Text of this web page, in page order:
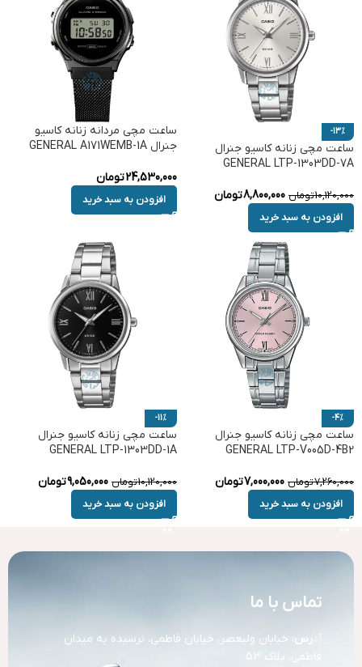
-13%
ساعت مچی زنانه کاسیو جنرال
GENERAL LTP-1303DD-7A
10,120,000تومان 8,800,000تومان
افزودن به سبد خرید
ساعت مچی مردانه زنانه کاسیو
جنرال GENERAL A171WEMB-1A
24,530,000تومان
افزودن به سبد خرید
-4%
ساعت مچی زنانه کاسیو جنرال
GENERAL LTP-V005D-4B2
7,260,000تومان 7,000,000تومان
افزودن به سبد خرید
-11%
ساعت مچی زنانه کاسیو جنرال
GENERAL LTP-1303DD-1A
10,120,000تومان 9,050,000تومان
افزودن به سبد خرید
تماس با ما
رس: خیابان ولیعصر، خیابان فاطمی، نرسیده به میدان
فاطمی، پلاک 53